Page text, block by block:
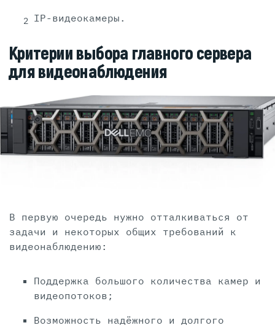
IP-видеокамеры.
Критерии выбора главного сервера
для видеонаблюдения
В первую очередь нужно отталкиваться от
задачи и некоторых общих требований к
видеонаблюдению:
Поддержка большого количества камер и
видеопотоков;
Возможность надёжного и долгого